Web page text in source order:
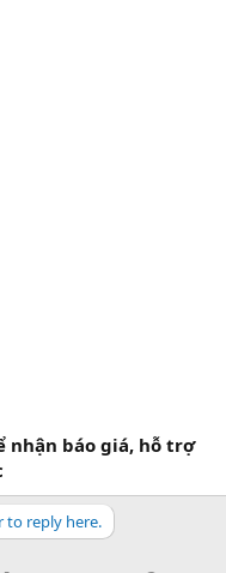
nhận báo giá, hỗ trợ
to reply here.